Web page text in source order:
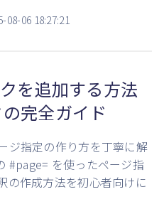
08-06 18:27:21
を追加する方法
完全ガイド
ジ指定の作り方を丁寧に解
#page= を使ったページ指
の作成方法を初心者向けに